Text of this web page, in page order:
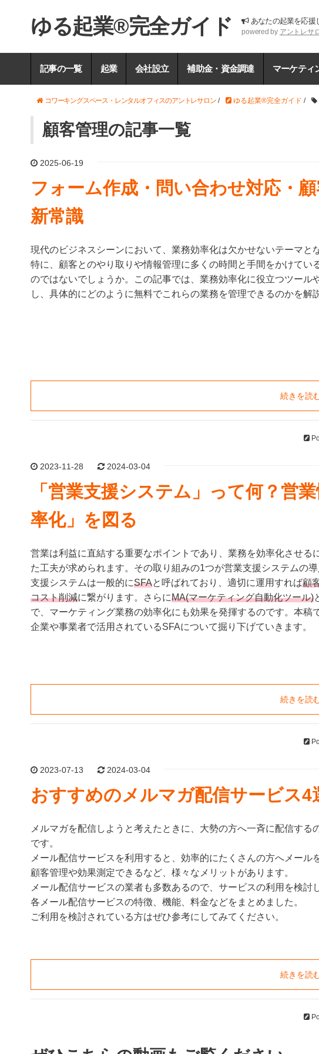
ゆる起業®完全ガイド あなたの起業を応援
powered by アントレサ
記事の一覧 起業 会社設立 補助金・資金調達 マーケティ
コワーキングスペース・レンタルオフィスのアントレサロン/ ゆる起業®完全ガイド /
顧客管理の記事一覧
2025-06-19
フォーム作成・問い合わせ対応・
新常識
現代のビジネスシーンにおいて、業務効率化は欠かせないテーマと
特に、顧客とのやり取りや情報管理に多くの時間と手間をかけてい
のではないでしょうか。この記事では、業務効率化に役立つツール
し、具体的にどのように無料でこれらの業務を管理できるのかを解
続きを読
2023-11-28 2024-03-04
「営業支援システム」って何？営
率化」を図る
営業は利益に直結する重要なポイントであり、業務を効率化させる
た工夫が求められます。その取り組みの1つが営業支援システムの
支援システムは一般的にSFAと呼ばれており、適切に運用すれば顧
コスト削減に繋がります。さらにMA(マーケティング自動化ツール)
で、マーケティング業務の効率化にも効果を発揮するのです。本稿
企業や事業者で活用されているSFAについて掘り下げていきます。
続きを読
2023-07-13 2024-03-04
おすすめのメルマガ配信サービス4
メルマガを配信しようと考えたときに、大勢の方へ一斉に配信する
です。
メール配信サービスを利用すると、効率的にたくさんの方へメール
顧客管理や効果測定できるなど、様々なメリットがあります。
メール配信サービスの業者も多数あるので、サービスの利用を検討
各メール配信サービスの特徴、機能、料金などをまとめました。
ご利用を検討されている方はぜひ参考にしてみてください。
続きを読